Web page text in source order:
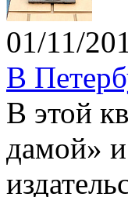
01/11/
В
В этой
дамой»